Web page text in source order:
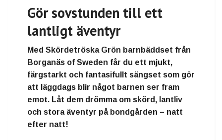
Gör sovstunden till ett
lantligt äventyr
Med Skördetröska Grön barnbäddset från
Borganäs of Sweden får du ett mjukt,
färgstarkt och fantasifullt sängset som gör
att läggdags blir något barnen ser fram
emot. Låt dem drömma om skörd, lantliv
och stora äventyr på bondgården – natt
efter natt!